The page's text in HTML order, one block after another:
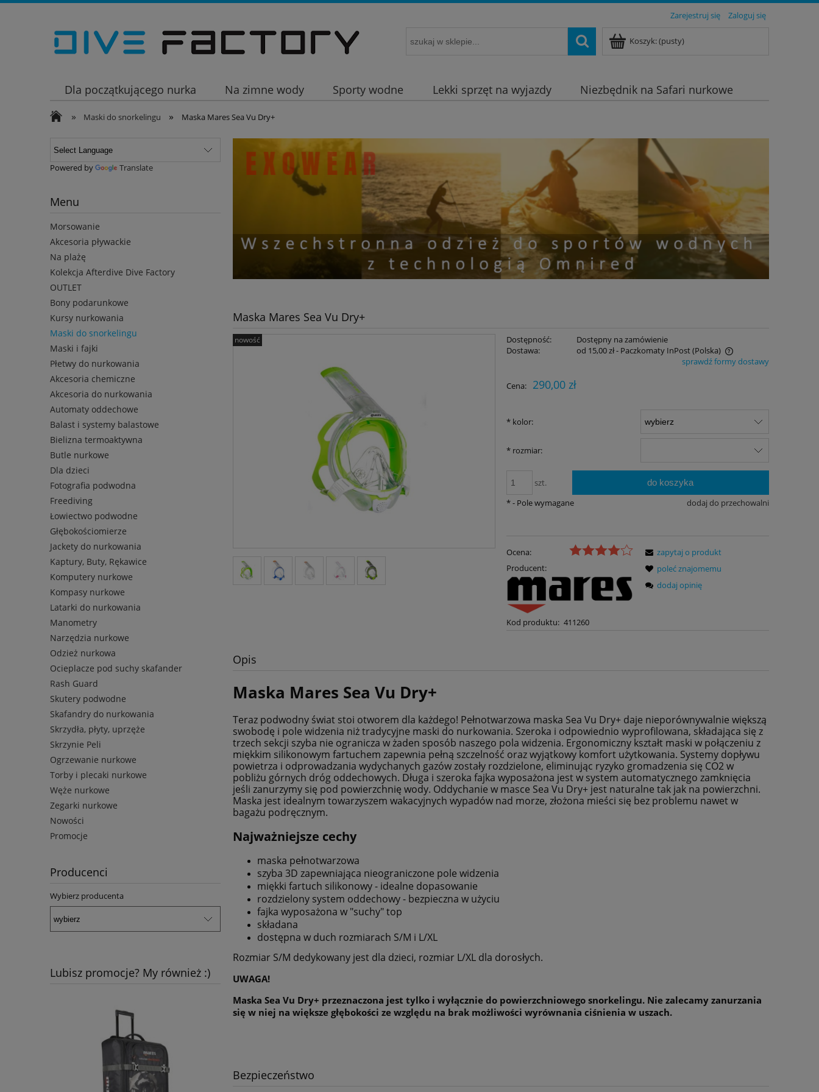
Zarejestruj się Zaloguj się
Koszyk:(pusty)
Dla początkującego nurka Na zimne wody Sporty wodne Lekki sprzęt na wyjazdy
Niezbędnik na Safari nurkowe
Wakacje
» Maski do snorkelingu » Maska Mares Sea Vu Dry+
Powered by Translate
Menu
Morsowanie
Akcesoria pływackie
Na plażę
Kolekcja Afterdive Dive Factory
OUTLET
Bony podarunkowe
Kursy nurkowania
Maski do snorkelingu
Maski i fajki
Płetwy do nurkowania
Akcesoria chemiczne
Akcesoria do nurkowania
Automaty oddechowe
Balast i systemy balastowe
Bielizna termoaktywna
Butle nurkowe
Dla dzieci
Fotografia podwodna
Freediving
Łowiectwo podwodne
Głębokościomierze
Jackety do nurkowania
Kaptury, Buty, Rękawice
Komputery nurkowe
Kompasy nurkowe
Latarki do nurkowania
Manometry
Narzędzia nurkowe
Odzież nurkowa
Ocieplacze pod suchy skafander
Rash Guard
Skutery podwodne
Skafandry do nurkowania
Skrzydła, płyty, uprzęże
Skrzynie Peli
Ogrzewanie nurkowe
Torby i plecaki nurkowe
Węże nurkowe
Zegarki nurkowe
Nowości
Promocje
Producenci
Wybierz producenta
Lubisz promocje? My również :)
Maska Mares Sea Vu Dry+
nowość Dostępność:
Dostępny na zamówienie
Dostawa:
od 15,00 zł- Paczkomaty InPost(Polska)
płatności
sprawdź formy dostawy
Cena: 290,00 zł
* kolor:
* rozmiar:
szt. do koszyka
dodaj do przechowalni
*- Pole wymagane
Ocena:
Producent:
Kod produktu: 411260
zapytaj o produkt
poleć znajomemu
dodaj opinię
Opis
Maska Mares Sea Vu Dry+
Teraz podwodny świat stoi otworem dla każdego! Pełnotwarzowa maska Sea Vu Dry+ daje nieporównywalnie większą
swobodę i pole widzenia niż tradycyjne maski do nurkowania. Szeroka i odpowiednio wyprofilowana, składająca się z
trzech sekcji szyba nie ogranicza w żaden sposób naszego pola widzenia. Ergonomiczny kształt maski w połączeniu z
miękkim silikonowym fartuchem zapewnia pełną szczelność oraz wyjątkowy komfort użytkowania. Systemy dopływu
powietrza i odprowadzania wydychanych gazów zostały rozdzielone, eliminując ryzyko gromadzenia się CO2 w
pobliżu górnych dróg oddechowych. Długa i szeroka fajka wyposażona jest w system automatycznego zamknięcia
jeśli zanurzymy się pod powierzchnię wody. Oddychanie w masce Sea Vu Dry+ jest naturalne tak jak na powierzchni.
Maska jest idealnym towarzyszem wakacyjnych wypadów nad morze, złożona mieści się bez problemu nawet w
bagażu podręcznym.
Najważniejsze cechy
maska pełnotwarzowa
szyba 3D zapewniająca nieograniczone pole widzenia
miękki fartuch silikonowy - idealne dopasowanie
rozdzielony system oddechowy - bezpieczna w użyciu
fajka wyposażona w "suchy" top
składana
dostępna w duch rozmiarach S/M i L/XL
Rozmiar S/M dedykowany jest dla dzieci, rozmiar L/XL dla dorosłych.
UWAGA!
Maska Sea Vu Dry+ przeznaczona jest tylko i wyłącznie do powierzchniowego snorkelingu. Nie zalecamy zanurzania
się w niej na większe głębokości ze względu na brak możliwości wyrównania ciśnienia w uszach.
Bezpieczeństwo